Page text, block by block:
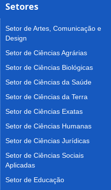
Setores
Setor de Artes, Comunicação e
Design
Setor de Ciências Agrárias
Setor de Ciências Biológicas
Setor de Ciências da Saúde
Setor de Ciências da Terra
Setor de Ciências Exatas
Setor de Ciências Humanas
Setor de Ciências Jurídicas
Setor de Ciências Sociais
Aplicadas
Setor de Educação